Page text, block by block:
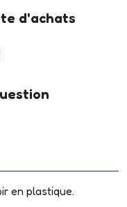
d'achats
en plastique.